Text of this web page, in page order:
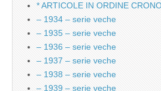
* ARTICOLE IN ORDINE
– 1934 – serie veche
– 1935 – serie veche
– 1936 – serie veche
– 1937 – serie veche
– 1938 – serie veche
– 1939 – serie veche